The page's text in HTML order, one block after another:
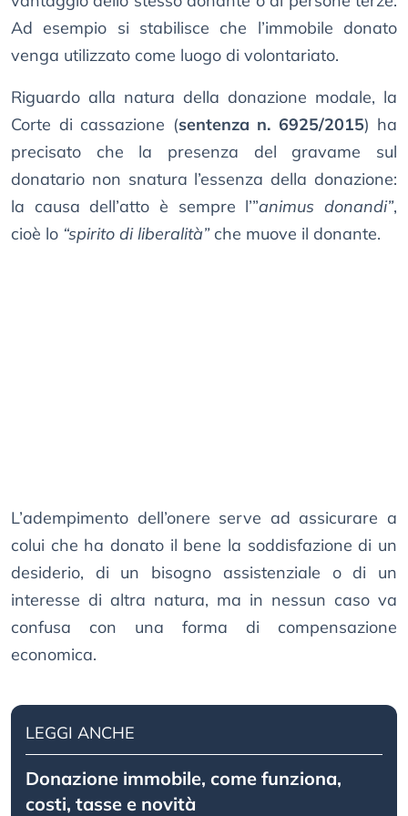
Ad esempio si stabilisce che l’immobile donato
venga utilizzato come luogo di volontariato.
Riguardo alla natura della donazione modale, la
Corte di cassazione (sentenza n. 6925/2015) ha
precisato che la presenza del gravame sul
donatario non snatura l’essenza della donazione:
la causa dell’atto è sempre l’”animus donandi”,
cioè lo “spirito di liberalità”che muove il donante.
L’adempimento dell’onere serve ad assicurare a
colui che ha donato il bene la soddisfazione di un
desiderio, di un bisogno assistenziale o di un
interesse di altra natura, ma in nessun caso va
confusa con una forma di compensazione
economica.
LEGGI ANCHE
Donazione immobile, come funziona,
costi, tasse e novità